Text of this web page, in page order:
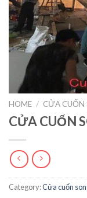
HOME / CỬA CUỐN
CỬA CUỐN
Category:Cửa cuốn